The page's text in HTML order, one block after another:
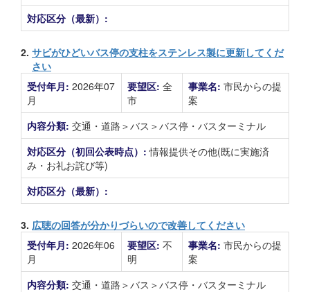
対応区分（最新）:
2. サビがひどいバス停の支柱をステンレス製に更新してくだ
さい
受付年月: 2026年07
月
要望区: 全
市
事業名: 市民からの提
案
内容分類: 交通・道路＞バス＞バス停・バスターミナル
対応区分（初回公表時点）:情報提供その他(既に実施済
み・お礼お詫び等)
対応区分（最新）:
3. 広聴の回答が分かりづらいので改善してください
受付年月: 2026年06
月
要望区: 不
明
事業名: 市民からの提
案
内容分類: 交通・道路＞バス＞バス停・バスターミナル